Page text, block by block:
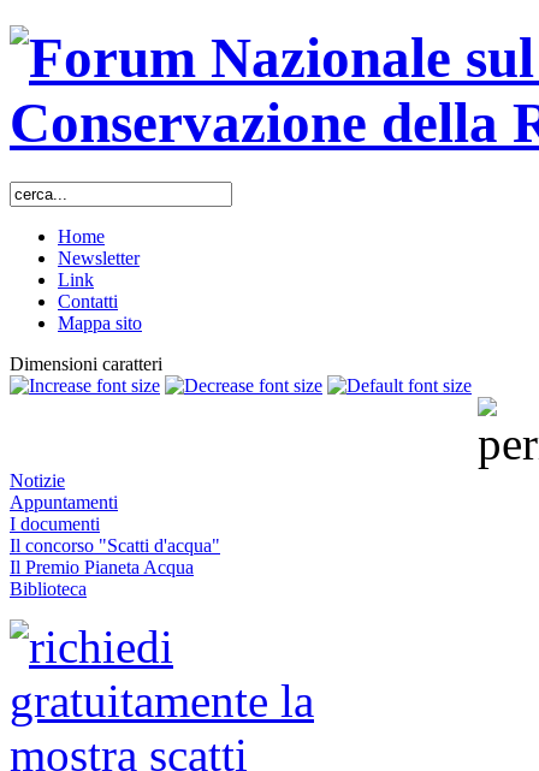
Home
Newsletter
Link
Contatti
Mappa sito
Dimensioni caratteri
Notizie
Appuntamenti
I documenti
Il concorso "Scatti d'acqua"
Il Premio Pianeta Acqua
Biblioteca